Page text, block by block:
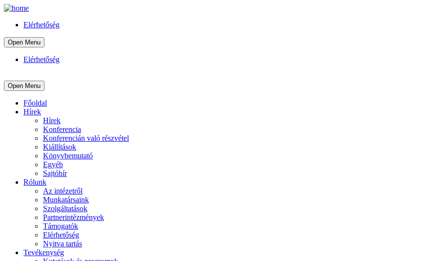
Elérhetőség
Open Menu
Elérhetőség
Open Menu
Főoldal
Hírek
Hírek
Konferencia
Konferencián való részvétel
Kiállítások
Könyvbemutató
Egyéb
Sajtóhír
Rólunk
Az intézetről
Munkatársaink
Szolgáltatások
Partnerintézmények
Támogatók
Elérhetőség
Nyitva tartás
Tevékenység